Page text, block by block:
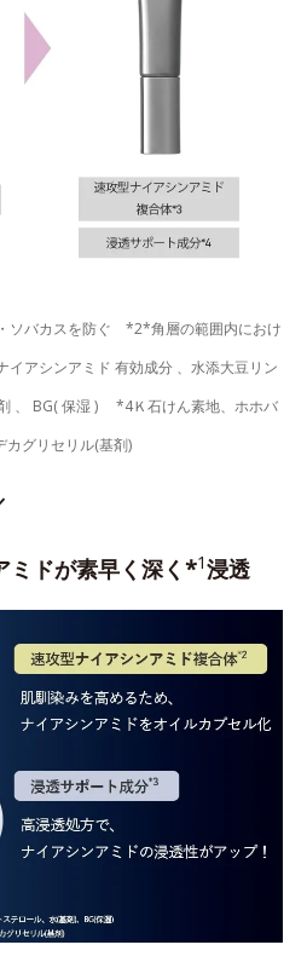
ソバカスを防ぐ *2*角層の範囲内におけ
アシンアミド 有効成分 、水添大豆リン
、 BG( 保湿 ) *4Ｋ石けん素地、ホホバ
カグリセリル(基剤)
ミドが素早く深く*1浸透